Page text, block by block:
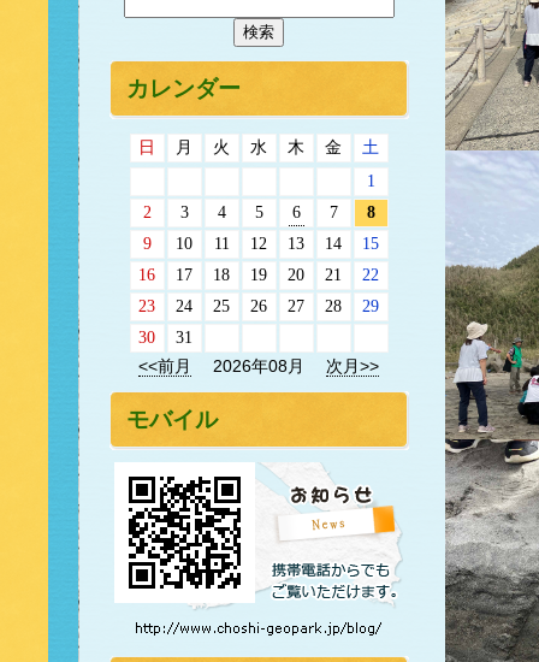
カレンダー
日 月 火 水 木 金
土
1
2
3 4 5 6 7
8
9
10 11 12 13 14
15
16
17 18 19 20 21
22
23
24 25 26 27 28
29
30
31
<<前月
2026年08月 次月>>
モバイル